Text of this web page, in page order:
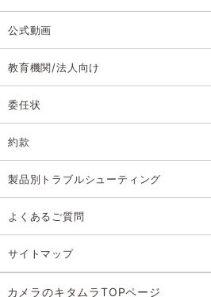
公式動画
教育機関/法人向け
委任状
約款
製品別トラブルシューティング
よくあるご質問
サイトマップ
カメラのキタムラTOPページ